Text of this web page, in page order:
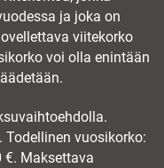
ja joka on
viitekorko
voi olla enintään
Todellinen vuosikorko:
€. Maksettava